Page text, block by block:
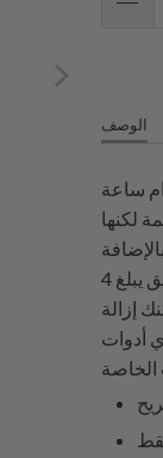
الوصف
ساعة
لكنها
إلى ذلك، يتناقص حزام المطاط ذو الثقوب الكبيرة إلى عرض أضيق يبلغ 4
إزالة